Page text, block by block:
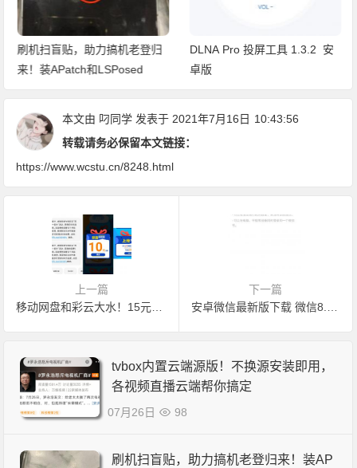
刷机扫盲贴，助力搞机老登归
来！装APatch和LSPosed
DLNA Pro 投屏工具 1.3.2 安
卓版
本文由 叼同学 发表于 2021年7月16日 10:43:56
转载请务必保留本文链接：
https://www.wcstu.cn/8248.html
上一篇
下一篇
tvbox内置云端源版！不换源安装即用，
各视频直播云端帮你搞定
07月26日 98
刷机扫盲贴，助力搞机老登归来！装AP